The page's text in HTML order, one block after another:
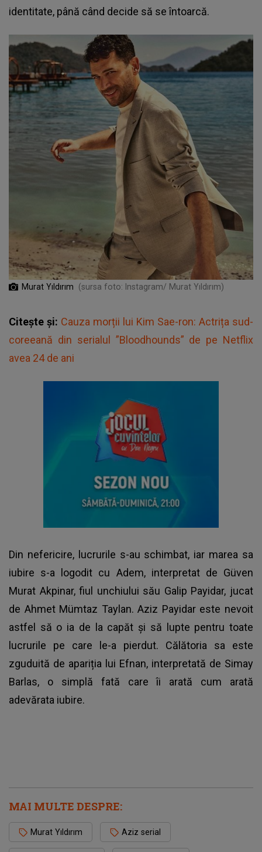
identitate, până când decide să se întoarcă.
Murat Yıldırım (sursa foto: Instagram/ Murat Yıldırım)
Citește și: Cauza morții lui Kim Sae-ron: Actrița sud-
coreeană din serialul ”Bloodhounds” de pe Netflix
avea 24 de ani
Din nefericire, lucrurile s-au schimbat, iar marea sa
iubire s-a logodit cu Adem, interpretat de Güven
Murat Akpinar, fiul unchiului său Galip Payidar, jucat
de Ahmet Mümtaz Taylan. Aziz Payidar este nevoit
astfel să o ia de la capăt și să lupte pentru toate
lucrurile pe care le-a pierdut. Călătoria sa este
zguduită de apariția lui Efnan, interpretată de Simay
Barlas, o simplă fată care îi arată cum arată
adevărata iubire.
MAI MULTE DESPRE:
Murat Yıldırım Aziz serial